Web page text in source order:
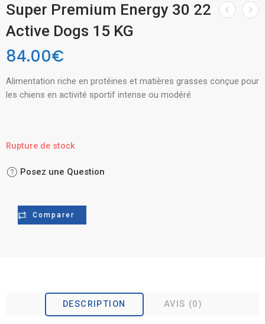
Super Premium Energy 30 22
Active Dogs 15 KG
84.00€
Alimentation riche en protéines et matières grasses conçue pour
les chiens en activité sportif intense ou modéré
Rupture de stock
Posez une Question
Comparer
DESCRIPTION AVIS (0)